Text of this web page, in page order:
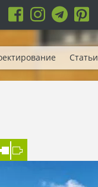
Статьи